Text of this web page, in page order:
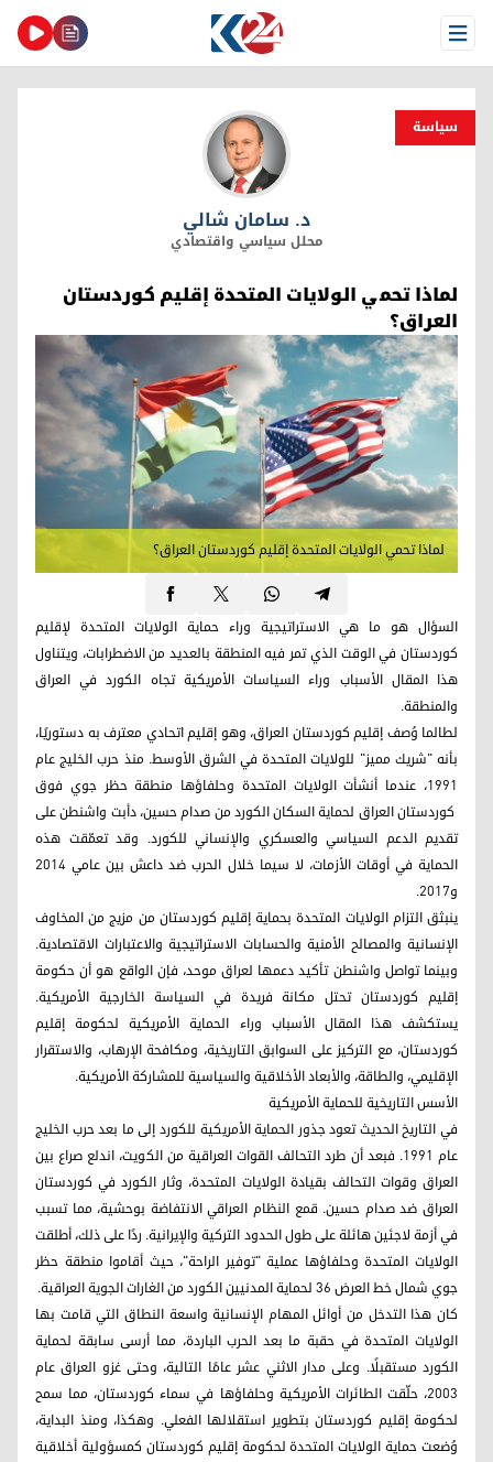
Open Menu
سیاسة
د. سامان شالي
د. سامان شالي
محلل سياسي واقتصادي
لماذا تحمي الولايات المتحدة إقليم كوردستان
العراق؟
لماذا تحمي الولايات المتحدة إقليم كوردستان العراق؟
السؤال هو ما هي الاستراتيجية وراء حماية الولايات المتحدة لإقليم
كوردستان في الوقت الذي تمر فيه المنطقة بالعديد من الاضطرابات، ويتناول
هذا المقال الأسباب وراء السياسات الأمريكية تجاه الكورد في العراق
والمنطقة.
لطالما وُصف إقليم كوردستان العراق، وهو إقليم اتحادي معترف به دستوريًا،
بأنه "شريك مميز" للولايات المتحدة في الشرق الأوسط. منذ حرب الخليج عام
1991، عندما أنشأت الولايات المتحدة وحلفاؤها منطقة حظر جوي فوق
كوردستان العراق لحماية السكان الكورد من صدام حسين، دأبت واشنطن على
تقديم الدعم السياسي والعسكري والإنساني للكورد. وقد تعمّقت هذه
الحماية في أوقات الأزمات، لا سيما خلال الحرب ضد داعش بين عامي 2014
و2017.
ينبثق التزام الولايات المتحدة بحماية إقليم كوردستان من مزيج من المخاوف
الإنسانية والمصالح الأمنية والحسابات الاستراتيجية والاعتبارات الاقتصادية.
وبينما تواصل واشنطن تأكيد دعمها لعراق موحد، فإن الواقع هو أن حكومة
إقليم كوردستان تحتل مكانة فريدة في السياسة الخارجية الأمريكية.
يستكشف هذا المقال الأسباب وراء الحماية الأمريكية لحكومة إقليم
كوردستان، مع التركيز على السوابق التاريخية، ومكافحة الإرهاب، والاستقرار
الإقليمي، والطاقة، والأبعاد الأخلاقية والسياسية للمشاركة الأمريكية.
الأسس التاريخية للحماية الأمريكية
في التاريخ الحديث تعود جذور الحماية الأمريكية للكورد إلى ما بعد حرب الخليج
عام 1991. فبعد أن طرد التحالف القوات العراقية من الكويت، اندلع صراع بين
العراق وقوات التحالف بقيادة الولايات المتحدة، وثار الكورد في كوردستان
العراق ضد صدام حسين. قمع النظام العراقي الانتفاضة بوحشية، مما تسبب
في أزمة لاجئين هائلة على طول الحدود التركية والإيرانية. ردًا على ذلك، أطلقت
الولايات المتحدة وحلفاؤها عملية "توفير الراحة"، حيث أقاموا منطقة حظر
جوي شمال خط العرض 36 لحماية المدنيين الكورد من الغارات الجوية العراقية.
كان هذا التدخل من أوائل المهام الإنسانية واسعة النطاق التي قامت بها
الولايات المتحدة في حقبة ما بعد الحرب الباردة، مما أرسى سابقة لحماية
الكورد مستقبلًا. وعلى مدار الاثني عشر عامًا التالية، وحتى غزو العراق عام
2003، حلّقت الطائرات الأمريكية وحلفاؤها في سماء كوردستان، مما سمح
لحكومة إقليم كوردستان بتطوير استقلالها الفعلي. وهكذا، ومنذ البداية،
وُضعت حماية الولايات المتحدة لحكومة إقليم كوردستان كمسؤولية أخلاقية